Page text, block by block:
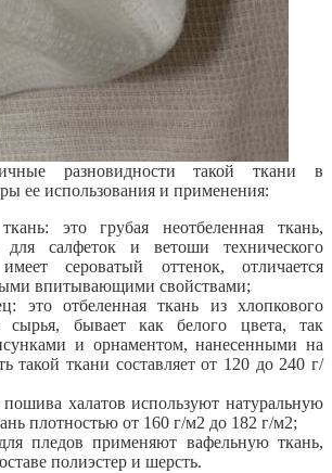
разновидности такой ткани в
ее использования и применения:
это грубая неотбеленная ткань,
для салфеток и ветоши технического
сероватый оттенок, отличается
впитывающими свойствами;
это отбеленная ткань из хлопкового
сырья, бывает как белого цвета, так
и орнаментом, нанесенными на
такой ткани составляет от 120 до 240 г/
пошива халатов используют натуральную
плотностью от 160 г/м2 до 182 г/м2;
пледов применяют вафельную ткань,
полиэстер и шерсть.